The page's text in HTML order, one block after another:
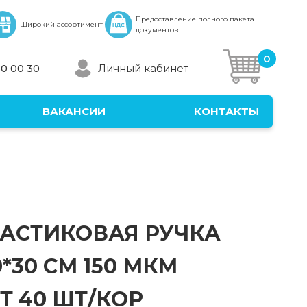
Широкий ассортимент
Предоставление полного пакета
документов
00 30 Личный кабинет
0
ВАКАНСИИ КОНТАКТЫ
РУЧКА
СМ 150 МКМ
40 ШТ/КОР